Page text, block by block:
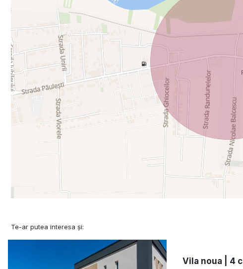
Te-ar putea interesa și:
Vila noua | 4